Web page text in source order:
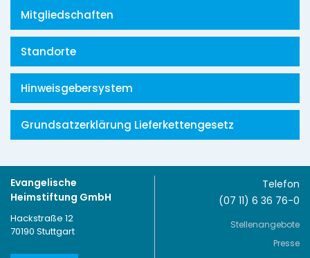
Mitgliedschaften
Standorte
Hinweisgebersystem
Grundsatzerklärung Lieferkettengesetz
Evangelische
Heimstiftung GmbH
Hackstraße 12
70190 Stuttgart
Telefon
(07 11) 6 36 76-0
Stellenangebote
Presse